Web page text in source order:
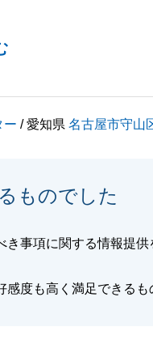
ございましたが、ス
安堵しております。
さい。
ー / 愛知県名古屋市守山
ものでした
事項に関する情報提供
度も高く満足できるも